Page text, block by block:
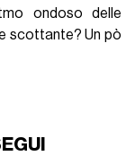
ondoso delle
scottante? Un pò